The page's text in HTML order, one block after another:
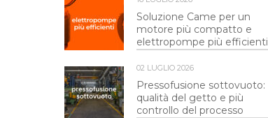
Soluzione Came per un
motore più compatto e
elettropompe più efficienti
02 LUGLIO 2026
Pressofusione sottovuoto:
qualità del getto e più
controllo del processo